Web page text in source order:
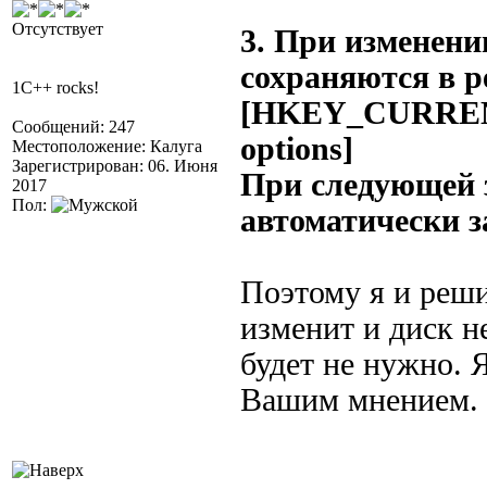
Отсутствует
1C++ rocks!
Сообщений: 247
Местоположение: Калуга
Зарегистрирован: 06. Июня
2017
Пол:
3. При
сохраняются в
options]
При следующей
автоматически
Поэтому я и
изменит и диск
будет не нужно.
Вашим мнением.